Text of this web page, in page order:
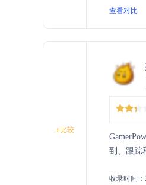
查看对比
+比较
到、跟踪
收录时间：